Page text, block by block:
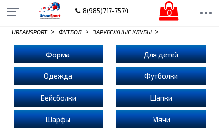
8(985)717-7574 0
URBANSPORT > ФУТБОЛ > ЗАРУБЕЖНЫЕ КЛУБЫ >
Форма Для детей
Одежда Футболки
Бейсболки Шапки
Шарфы Мячи